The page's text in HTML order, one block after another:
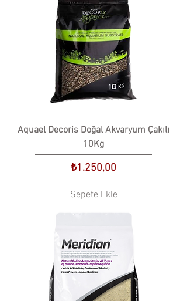
Aquael Decoris Doğal Akvaryum Çakılı
10Kg
Fiyat
₺1.250,00
Sepete Ekle